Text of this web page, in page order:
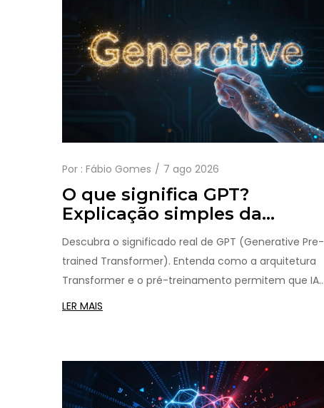
Por : Fábio Gomes 7 ago 2026
O que significa GPT?
Explicação simples da
tecnologia por trás do
ChatGPT
Descubra o significado real de GPT (Generative Pre-
trained Transformer). Entenda como a arquitetura
Transformer e o pré-treinamento permitem que IAs
como o ChatGPT gerem texto humano.
LER MAIS